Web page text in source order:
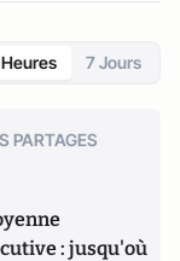
7 Jours
PARTAGES
: jusqu'où